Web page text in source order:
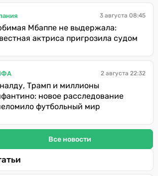
3 августа 08:45
Мбаппе не выдержала:
актриса пригрозила судом
2 августа 22:32
Трамп и миллионы
новое расследование
футбольный мир
Все новости